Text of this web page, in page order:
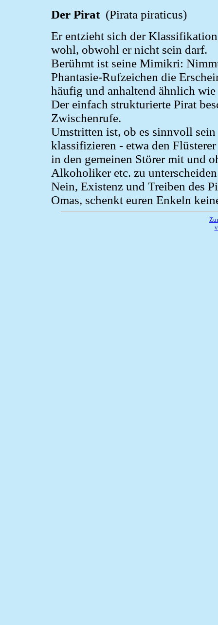
Der Pirat (Pirata piraticus)
Er entzieht sich der
wohl, obwohl er nicht sein darf.
Berühmt ist seine Mimikri:
Phantasie-Rufzeichen die
häufig und anhaltend ähnlich
Der einfach strukturierte Pirat
Zwischenrufe.
Umstritten ist, ob es sinnvoll
klassifizieren - etwa den
in den gemeinen Störer mit und
Alkoholiker etc. zu
Nein, Existenz und Treiben des
Omas, schenkt euren Enkeln